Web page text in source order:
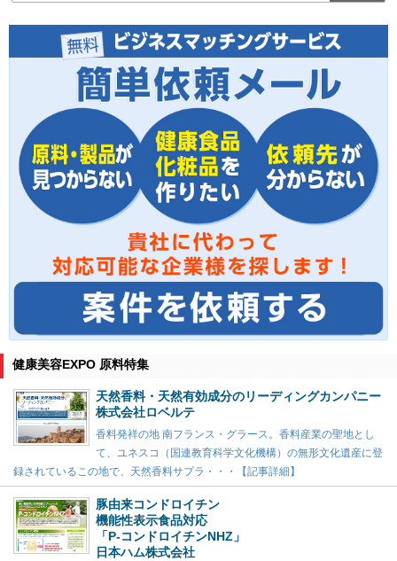
健康美容EXPO 原料特集
天然香料・天然有効成分のリーディングカンパニー
株式会社ロベルテ
香料発祥の地 南フランス・グラース。香料産業の聖地とし
て、ユネスコ（国連教育科学文化機構）の無形文化遺産に登
録されているこの地で、天然香料サプラ・・・【記事詳細】
豚由来コンドロイチン
機能性表示食品対応
「P-コンドロイチンNHZ」
日本ハム株式会社